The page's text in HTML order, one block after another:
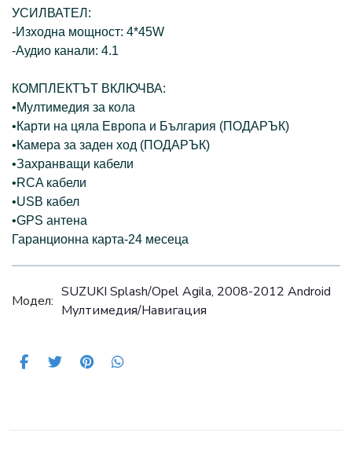
УСИЛВАТЕЛ:
-Изходна мощност: 4*45W
-Аудио канали: 4.1
КОМПЛЕКТЪТ ВКЛЮЧВА:
•Мултимедия за кола
•Карти на цяла Европа и България (ПОДАРЪК)
•Камера за заден ход (ПОДАРЪК)
•Захранващи кабели
•RCA кабели
•USB кабел
•GPS антена
Гаранционна карта-24 месеца
Модел:
SUZUKI Splash/Оpel Agila, 2008-2012 Android
Mултимедия/Навигация